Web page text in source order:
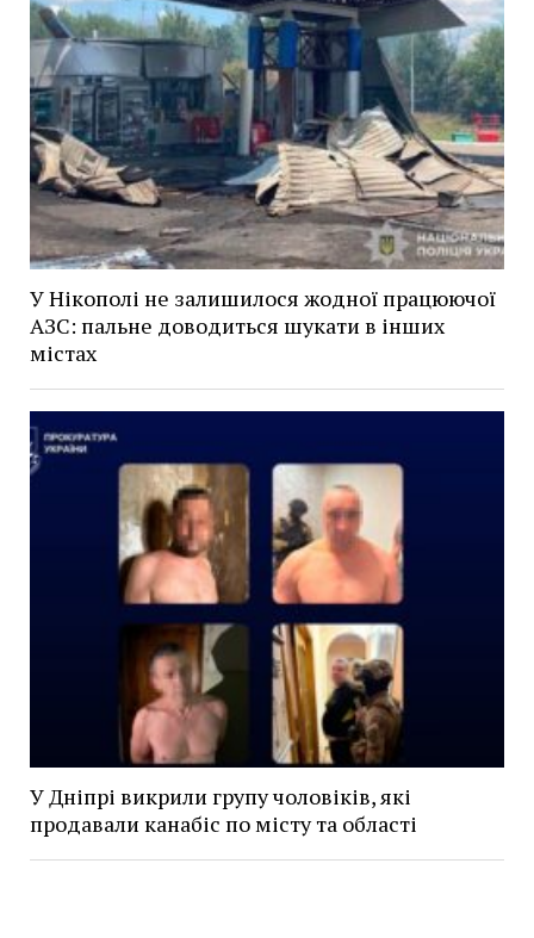
У Нікополі не залишилося жодної працюючої
АЗС: пальне доводиться шукати в інших
містах
У Дніпрі викрили групу чоловіків, які
продавали канабіс по місту та області